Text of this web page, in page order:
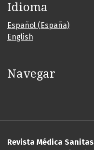
Idioma
Español (España)
English
Navegar
Revista Médica Sanitas